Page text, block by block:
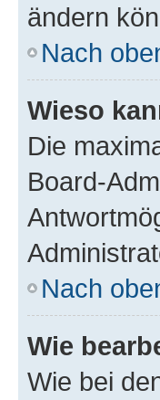
ändern
Nach
Wieso
Die
Board-
Nach
Wie
Wie bei